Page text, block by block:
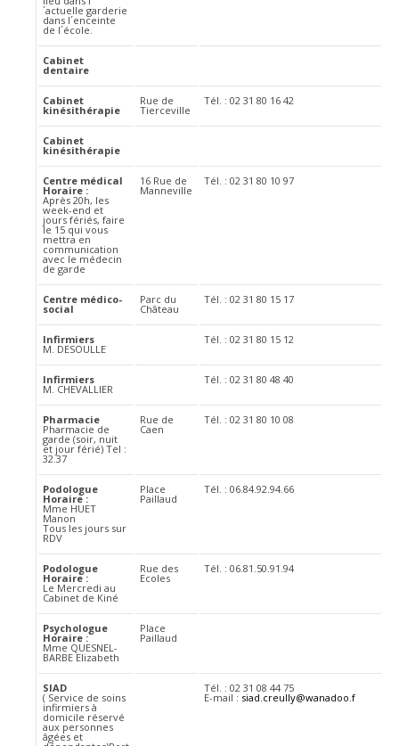
´actuelle garderie
dans l´enceinte
de l´école.
Cabinet
dentaire
Cabinet
kinésithérapie
Rue de
Tierceville
Tél. : 02 31 80 16 42
Cabinet
kinésithérapie
Centre médical
Horaire :
Après 20h, les
week-end et
jours fériés, faire
le 15 qui vous
mettra en
communication
avec le médecin
de garde
16 Rue de
Manneville
Tél. : 02 31 80 10 97
Centre médico-
social
Parc du
Château
Tél. : 02 31 80 15 17
Infirmiers
M. DESOULLE
Tél. : 02 31 80 15 12
Infirmiers
M. CHEVALLIER
Tél. : 02 31 80 48 40
Pharmacie
Pharmacie de
garde (soir, nuit
et jour férié) Tel :
32.37
Rue de
Caen
Tél. : 02 31 80 10 08
Podologue
Horaire :
Mme HUET
Manon
Tous les jours sur
RDV
Place
Paillaud
Tél. : 06.84.92.94.66
Podologue
Horaire :
Le Mercredi au
Cabinet de Kiné
Rue des
Ecoles
Tél. : 06.81.50.91.94
Psychologue
Horaire :
Mme QUESNEL-
BARBE Elizabeth
Place
Paillaud
SIAD
( Service de soins
infirmiers à
domicile réservé
aux personnes
âgées et
Tél. : 02 31 08 44 75
E-mail : siad.creully@wanadoo.f